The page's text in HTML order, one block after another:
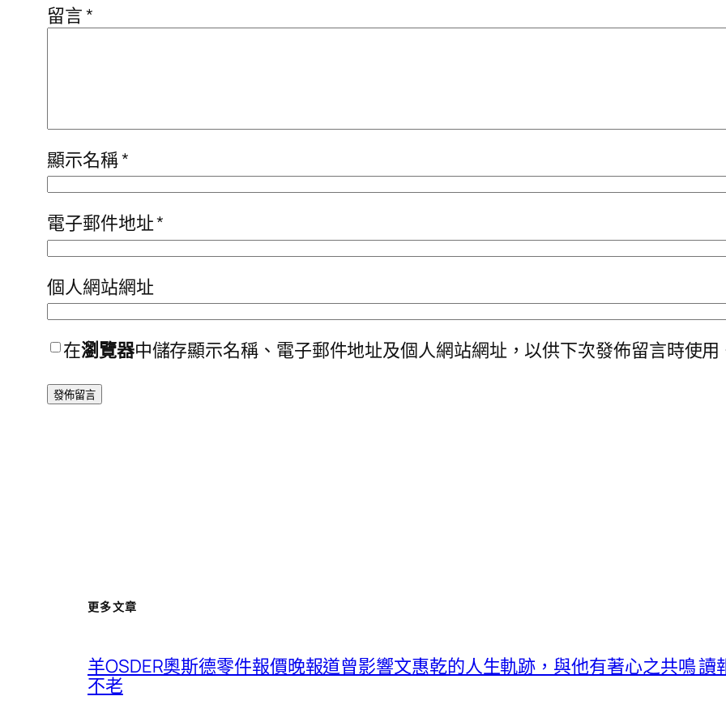
留言*
顯示名稱*
電子郵件地址*
個人網站網址
在瀏覽器中儲存顯示名稱、電子郵件地址及個人網站網址，以供下次發佈留言時使用
更多文章
羊OSDER奧斯德零件報價晚報道曾影響文惠乾的人生軌跡，與他有著心之共鳴 讀
不老